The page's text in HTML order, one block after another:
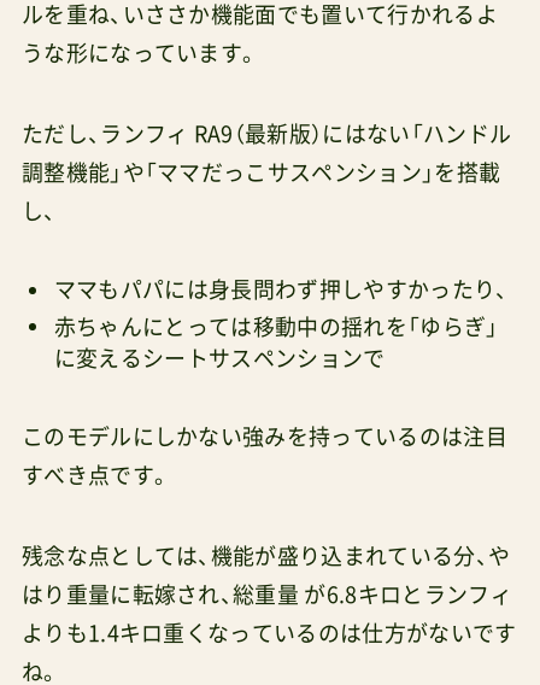
ルを重ね、いささか機能面でも置いて行かれるよ
うな形になっています。
ただし、ランフィ RA9（最新版）にはない「ハンドル
調整機能」や「ママだっこサスペンション」を搭載
し、
ママもパパには身長問わず押しやすかったり、
赤ちゃんにとっては移動中の揺れを「ゆらぎ」
に変えるシートサスペンションで
このモデルにしかない強みを持っているのは注目
すべき点です。
残念な点としては、機能が盛り込まれている分、や
はり重量に転嫁され、総重量 が6.8キロとランフィ
よりも1.4キロ重くなっているのは仕方がないです
ね。